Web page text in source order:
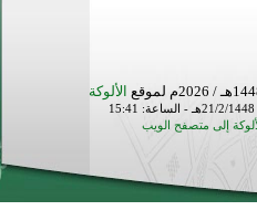
الألوكة
إلى متصفح الويب